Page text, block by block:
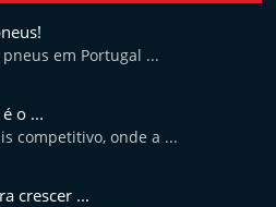
em Portugal ...
o ...
competitivo, onde a ...
crescer ...